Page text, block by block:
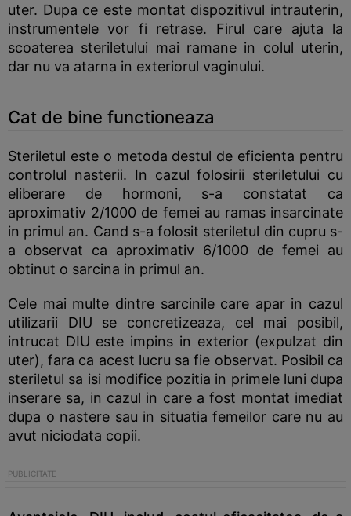
uter. Dupa ce este montat dispozitivul intrauterin,
instrumentele vor fi retrase. Firul care ajuta la
scoaterea steriletului mai ramane in colul uterin,
dar nu va atarna in exteriorul vaginului.
Cat de bine functioneaza
Steriletul este o metoda destul de eficienta pentru
controlul nasterii. In cazul folosirii steriletului cu
eliberare de hormoni, s-a constatat ca
aproximativ 2/1000 de femei au ramas insarcinate
in primul an. Cand s-a folosit steriletul din cupru s-
a observat ca aproximativ 6/1000 de femei au
obtinut o sarcina in primul an.
Cele mai multe dintre sarcinile care apar in cazul
utilizarii DIU se concretizeaza, cel mai posibil,
intrucat DIU este impins in exterior (expulzat din
uter), fara ca acest lucru sa fie observat. Posibil ca
steriletul sa isi modifice pozitia in primele luni dupa
inserare sa, in cazul in care a fost montat imediat
dupa o nastere sau in situatia femeilor care nu au
avut niciodata copii.